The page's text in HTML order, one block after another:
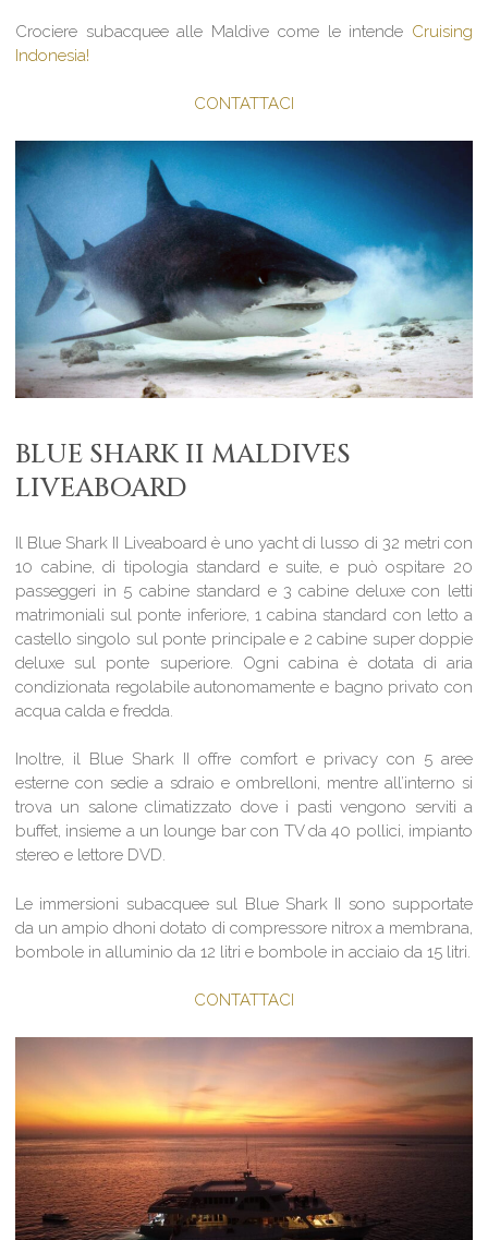
Crociere subacquee alle Maldive come le intende Cruising
Indonesia!
CONTATTACI
BLUE SHARK II MALDIVES
LIVEABOARD
Il Blue Shark II Liveaboard è uno yacht di lusso di 32 metri con
10 cabine, di tipologia standard e suite, e può ospitare 20
passeggeri in 5 cabine standard e 3 cabine deluxe con letti
matrimoniali sul ponte inferiore, 1 cabina standard con letto a
castello singolo sul ponte principale e 2 cabine super doppie
deluxe sul ponte superiore. Ogni cabina è dotata di aria
condizionata regolabile autonomamente e bagno privato con
acqua calda e fredda.
Inoltre, il Blue Shark II offre comfort e privacy con 5 aree
esterne con sedie a sdraio e ombrelloni, mentre all’interno si
trova un salone climatizzato dove i pasti vengono serviti a
buffet, insieme a un lounge bar con TV da 40 pollici, impianto
stereo e lettore DVD.
Le immersioni subacquee sul Blue Shark II sono supportate
da un ampio dhoni dotato di compressore nitrox a membrana,
bombole in alluminio da 12 litri e bombole in acciaio da 15 litri.
CONTATTACI